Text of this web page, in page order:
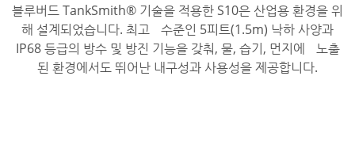
블루버드 TankSmith® 기술을 적용한 S10은 산업용 환경을 위
해 설계되었습니다. 최고 수준인 5피트(1.5m) 낙하 사양과
IP68 등급의 방수 및 방진 기능을 갖춰, 물, 습기, 먼지에 노출
된 환경에서도 뛰어난 내구성과 사용성을 제공합니다.